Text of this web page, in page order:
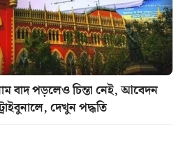
বাদ পড়লেও চিন্তা নেই, আবেদন
দেখুন পদ্ধতি